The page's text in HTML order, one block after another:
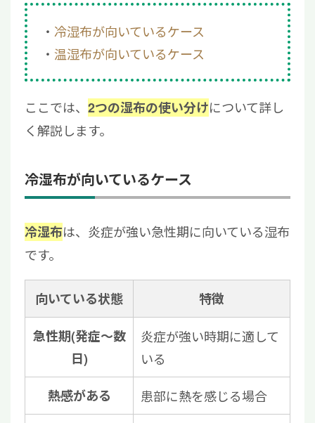
冷湿布が向いているケース
温湿布が向いているケース
ここでは、 2つの湿布の使い分けについて詳し
く解説します。
冷湿布が向いているケース
冷湿布は、炎症が強い急性期に向いている湿布
です。
向いている状態 特徴
急性期(発症〜数
日)
炎症が強い時期に適して
いる
熱感がある 患部に熱を感じる場合